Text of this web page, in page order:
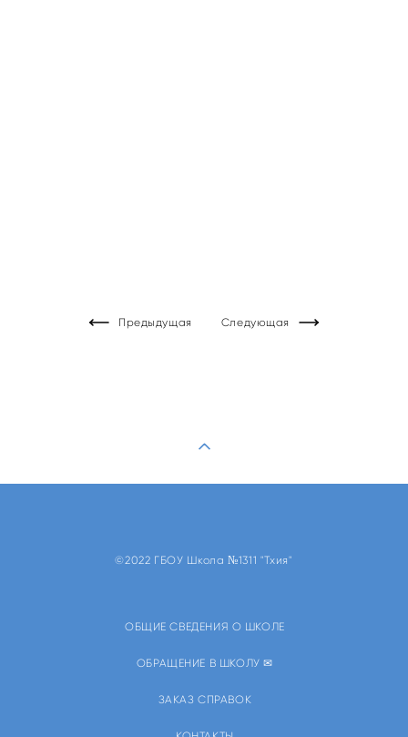
Предыдущая Следующая
©2022 ГБОУ Школа №1311 "Тхия"
ОБЩИЕ СВЕДЕНИЯ О ШКОЛЕ
ОБРАЩЕНИЕ В ШКОЛУ ✉
ЗАКАЗ СПРАВОК